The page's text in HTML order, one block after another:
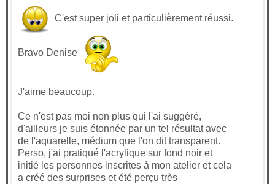
C'est super joli et particulièrement réussi.
Bravo Denise
J'aime beaucoup.
Ce n'est pas moi non plus qui l'ai suggéré,
d'ailleurs je suis étonnée par un tel résultat avec
de l'aquarelle, médium que l'on dit transparent.
Perso, j'ai pratiqué l'acrylique sur fond noir et
initié les personnes inscrites à mon atelier et cela
a créé des surprises et été perçu très